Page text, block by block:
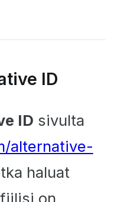
ID
ID sivulta
alternative-
haluat
on